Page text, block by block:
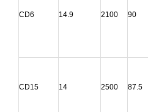
CD6 14.9 2100 90
CD15 14 2500 87.5